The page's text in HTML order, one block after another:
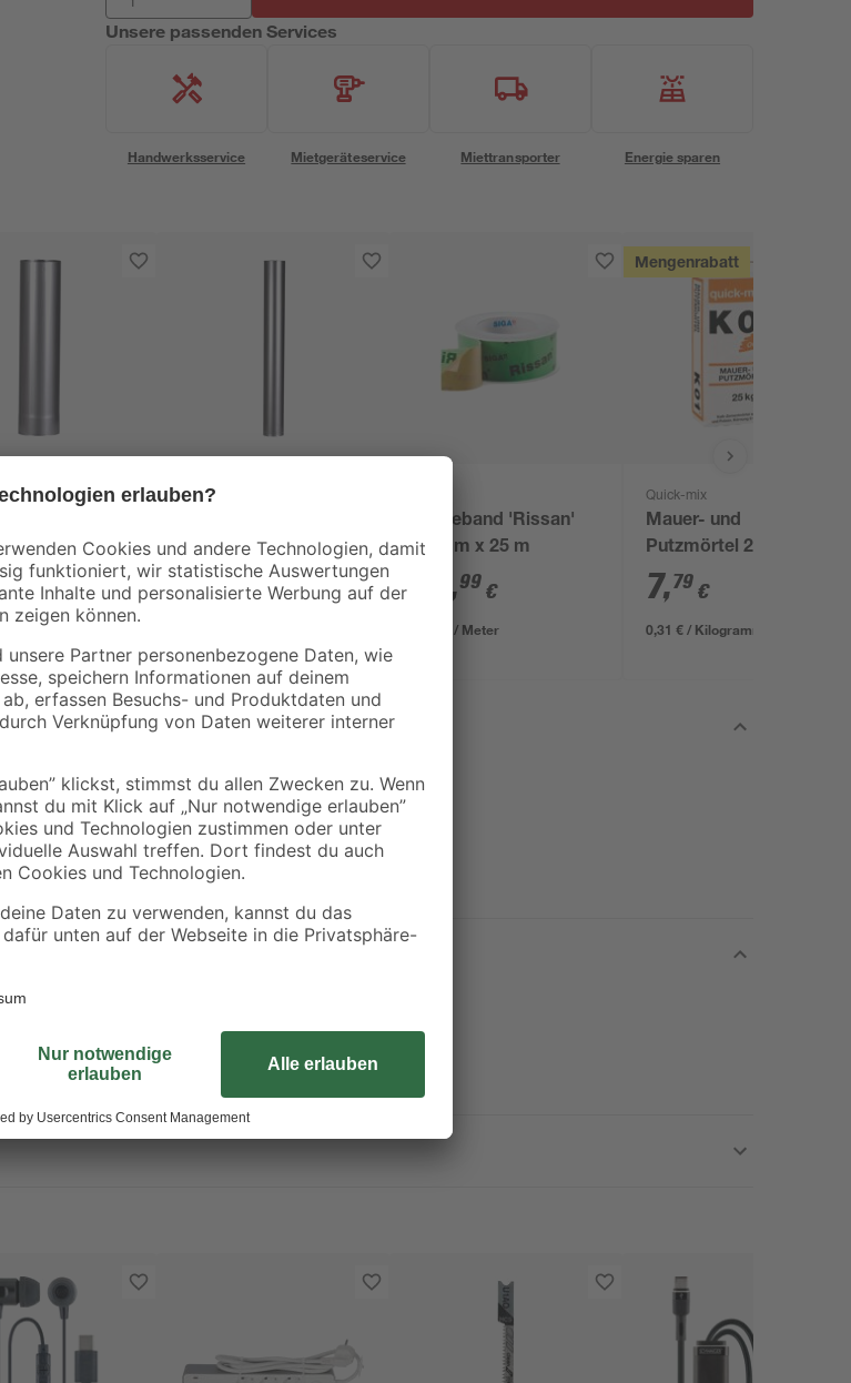
Unsere passenden Services
Handwerksservice Mietgeräteservice Miettransporter Energie sparen
Ø 120
€
Meter
Firefix
feueraluminiert Ø 120
x 1000 mm
16,99 €
Klebeband 'Rissan'
60 mm x 25 m
,99 €
1,04 € / Meter
Mengenrabatt
Quick-mix
Mauer- und
Putzmörtel 25 kg
7,79 €
0,31 € / Kilogramm